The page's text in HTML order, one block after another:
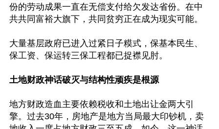
份的劳动成果一直在无偿支付给欠发达省份。在中
共共同富裕大旗下，共同贫穷正在成为现实可能。
大量基层政府已进入过紧日子糢式，保基本民生、
保工资、保运转三保工程都已捉襟见肘。
土地财政神话破灭与结构性顽疾是根源
地方财政造血主要依赖税收和土地出让金两大引
擎。过去30年，房地产是地方当局最大印钞机，卖